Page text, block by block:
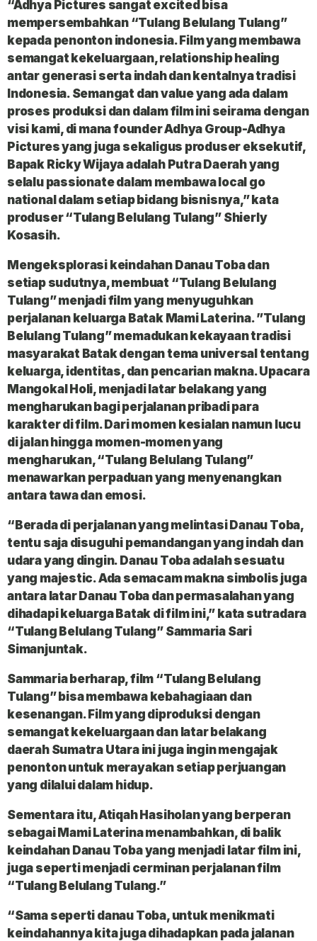
“Adhya Pictures sangat excited bisa
mempersembahkan “Tulang Belulang Tulang”
kepada penonton indonesia. Film yang membawa
semangat kekeluargaan, relationship healing
antar generasi serta indah dan kentalnya tradisi
Indonesia. Semangat dan value yang ada dalam
proses produksi dan dalam film ini seirama dengan
visi kami, di mana founder Adhya Group-Adhya
Pictures yang juga sekaligus produser eksekutif,
Bapak Ricky Wijaya adalah Putra Daerah yang
selalu passionate dalam membawa local go
national dalam setiap bidang bisnisnya,” kata
produser “Tulang Belulang Tulang” Shierly
Kosasih.
Mengeksplorasi keindahan Danau Toba dan
setiap sudutnya, membuat “Tulang Belulang
Tulang” menjadi film yang menyuguhkan
perjalanan keluarga Batak Mami Laterina. ”Tulang
Belulang Tulang” memadukan kekayaan tradisi
masyarakat Batak dengan tema universal tentang
keluarga, identitas, dan pencarian makna. Upacara
Mangokal Holi, menjadi latar belakang yang
mengharukan bagi perjalanan pribadi para
karakter di film. Dari momen kesialan namun lucu
di jalan hingga momen-momen yang
mengharukan, “Tulang Belulang Tulang”
menawarkan perpaduan yang menyenangkan
antara tawa dan emosi.
“Berada di perjalanan yang melintasi Danau Toba,
tentu saja disuguhi pemandangan yang indah dan
udara yang dingin. Danau Toba adalah sesuatu
yang majestic. Ada semacam makna simbolis juga
antara latar Danau Toba dan permasalahan yang
dihadapi keluarga Batak di film ini,” kata sutradara
“Tulang Belulang Tulang” Sammaria Sari
Simanjuntak.
Sammaria berharap, film “Tulang Belulang
Tulang” bisa membawa kebahagiaan dan
kesenangan. Film yang diproduksi dengan
semangat kekeluargaan dan latar belakang
daerah Sumatra Utara ini juga ingin mengajak
penonton untuk merayakan setiap perjuangan
yang dilalui dalam hidup.
Sementara itu, Atiqah Hasiholan yang berperan
sebagai Mami Laterina menambahkan, di balik
keindahan Danau Toba yang menjadi latar film ini,
juga seperti menjadi cerminan perjalanan film
“Tulang Belulang Tulang.”
“Sama seperti danau Toba, untuk menikmati
keindahannya kita juga dihadapkan pada jalanan